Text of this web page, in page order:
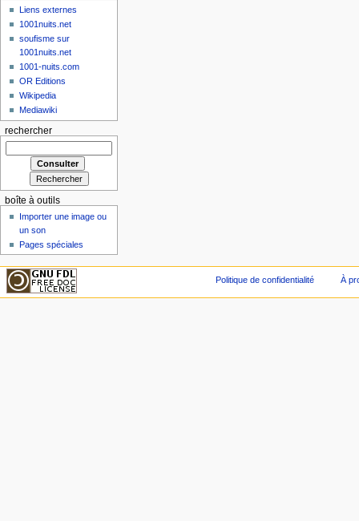
Liens externes
1001nuits.net
soufisme sur
1001nuits.net
1001-nuits.com
OR Editions
Wikipedia
Mediawiki
rechercher
boîte à outils
Importer une image ou
un son
Pages spéciales
Politique de confidentialité À